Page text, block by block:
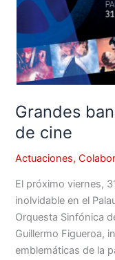
Grandes
de cine
Actuaciones,
El próximo viernes,
inolvidable en el
Orquesta Sinfónica
Guillermo Figueroa,
emblemáticas de la
de